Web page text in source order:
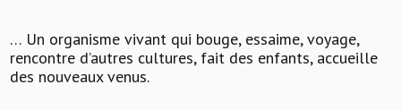
… Un organisme vivant qui bouge, essaime, voyage,
rencontre d’autres cultures, fait des enfants, accueille
des nouveaux venus.